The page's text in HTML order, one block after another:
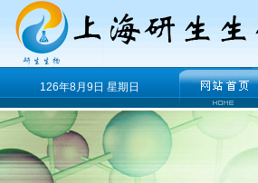
126年8月9日 星期日